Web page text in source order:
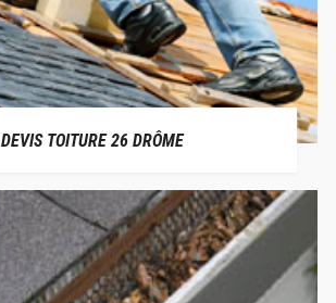
DEVIS TOITURE 26 DRÔME